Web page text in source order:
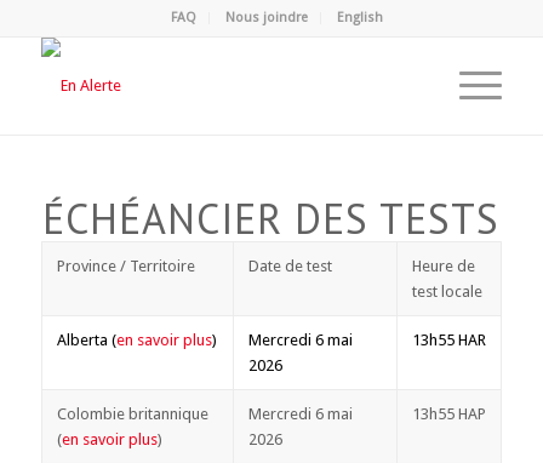
FAQ Nous joindre English
ÉCHÉANCIER DES TESTS
Province / Territoire Date de test
Heure de
test locale
Alberta (en savoir plus)
Mercredi 6 mai
2026
13h55 HAR
Colombie britannique
(en savoir plus)
Mercredi 6 mai
2026
13h55 HAP